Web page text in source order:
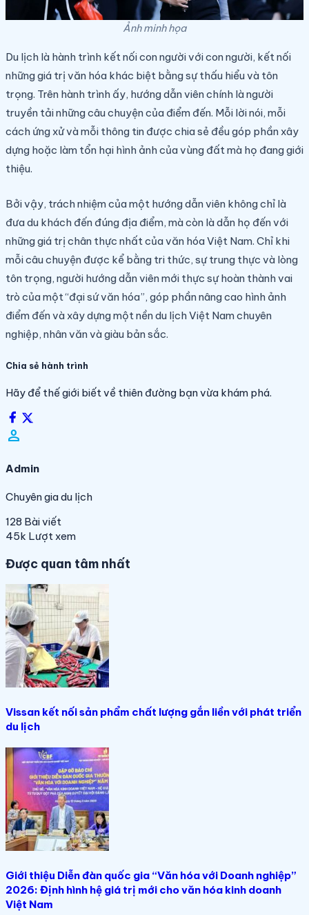
Ảnh minh họa
Du lịch là hành trình kết nối con người với con người, kết nối
những giá trị văn hóa khác biệt bằng sự thấu hiểu và tôn
trọng. Trên hành trình ấy, hướng dẫn viên chính là người
truyền tải những câu chuyện của điểm đến. Mỗi lời nói, mỗi
cách ứng xử và mỗi thông tin được chia sẻ đều góp phần xây
dựng hoặc làm tổn hại hình ảnh của vùng đất mà họ đang giới
thiệu.
Bởi vậy, trách nhiệm của một hướng dẫn viên không chỉ là
đưa du khách đến đúng địa điểm, mà còn là dẫn họ đến với
những giá trị chân thực nhất của văn hóa Việt Nam. Chỉ khi
mỗi câu chuyện được kể bằng tri thức, sự trung thực và lòng
tôn trọng, người hướng dẫn viên mới thực sự hoàn thành vai
trò của một “đại sứ văn hóa”, góp phần nâng cao hình ảnh
điểm đến và xây dựng một nền du lịch Việt Nam chuyên
nghiệp, nhân văn và giàu bản sắc.
Chia sẻ hành trình
Hãy để thế giới biết về thiên đường bạn vừa khám phá.
person_filled
Admin
Chuyên gia du lịch
128 Bài viết
45k Lượt xem
Được quan tâm nhất
Vissan kết nối sản phẩm chất lượng gắn liền với phát triển
du lịch
Giới thiệu Diễn đàn quốc gia “Văn hóa với Doanh nghiệp”
2026: Định hình hệ giá trị mới cho văn hóa kinh doanh
Việt Nam